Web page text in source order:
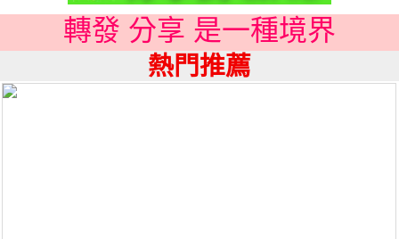
轉發 分享 是一種境界
熱門推薦